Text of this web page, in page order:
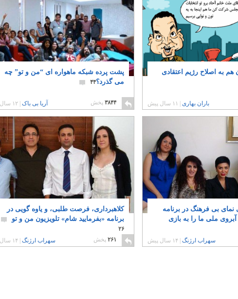
هم به اصلاح رژیم اعتقادی
باران بهاری ۱۱ سال پیش
پشت پرده شبکه ماهواره ای “من و تو” چه
می گذرد؟‎۴۴
۳۸۴۴پخش آریا بی باک ۱۲ سال پیش
نمای بی فرهنگ در برنامه
آبروی ملی ما را به بازی
سهراب ارژنگ |۱۴ سال پیش
کلاهبرداری، فرصت طلبی، و یاوه گویی در
برنامه «بفرمایید شام» تلویزیون من و تو
۲۶
۲۶۱پخش سهراب ارژنگ ۱۴ سال پیش